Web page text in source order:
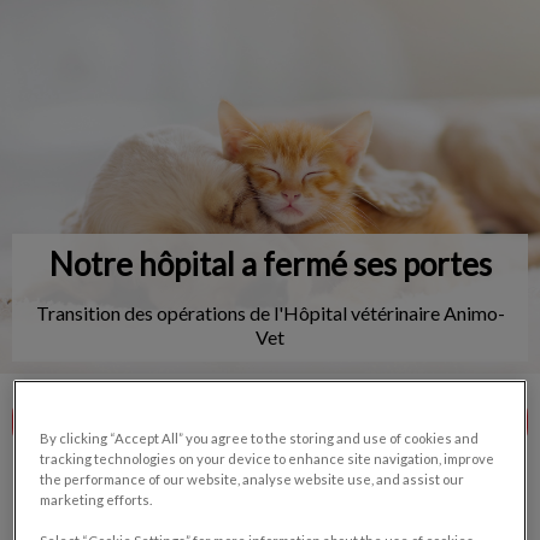
Notre hôpital a fermé ses portes
Transition des opérations de l'Hôpital vétérinaire Animo-
Vet
By clicking “Accept All” you agree to the storing and use of cookies and
tracking technologies on your device to enhance site navigation, improve
the performance of our website, analyse website use, and assist our
marketing efforts.